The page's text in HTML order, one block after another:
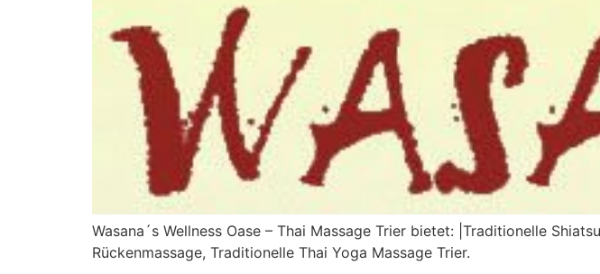
Wasana´s Wellness Oase – Thai Massage Trier bietet: |Traditionelle
Rückenmassage, Traditionelle Thai Yoga Massage Trier.